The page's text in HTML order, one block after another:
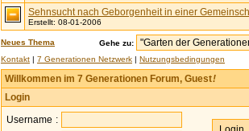
Sehnsucht nach Geborgenheit in einer
Erstellt: 08-01-2006
Neues Thema
Gehe zu:
Kontakt | 7 Generationen Netzwerk | Nutzungsbedingungen
Willkommen im 7 Generationen Forum, Guest!
Login
Username :